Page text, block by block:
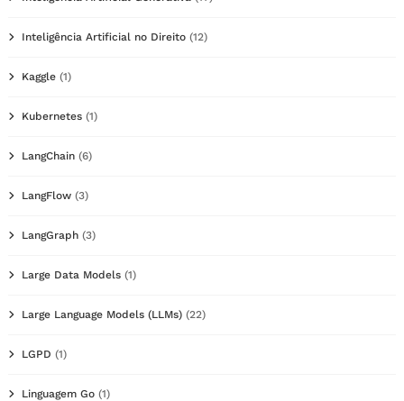
Inteligência Artificial no Direito (12)
Kaggle (1)
Kubernetes (1)
LangChain (6)
LangFlow (3)
LangGraph (3)
Large Data Models (1)
Large Language Models (LLMs) (22)
LGPD (1)
Linguagem Go (1)